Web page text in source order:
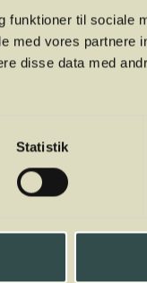
funktioner til sociale
med vores partnere
disse data med
Statistik
Smag til